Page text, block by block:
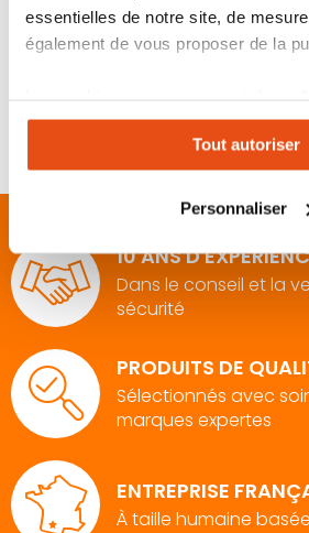
essentielles de notre site, de
également de vous proposer de la
expérience personnalisée sur notre
changer votre choix à n'importe quel
tous les cookies peut limiter
Tout autoriser
Personnaliser
Plus d’information
d’information
10 ANS
Dans le conseil et la
sécurité
PRODUITS DE
Sélectionnés avec
marques expertes
ENTREPRISE
À taille humaine